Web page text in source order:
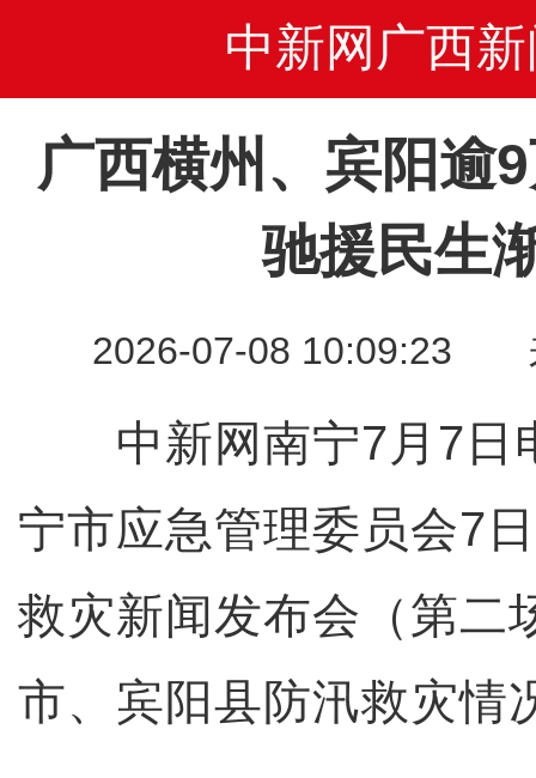
中新网广西新
广西横州、宾阳逾
驰援民生
2026-07-08 10:09:23
中新网南宁7月7日
宁市应急管理委员会7
救灾新闻发布会（第二
市、宾阳县防汛救灾情